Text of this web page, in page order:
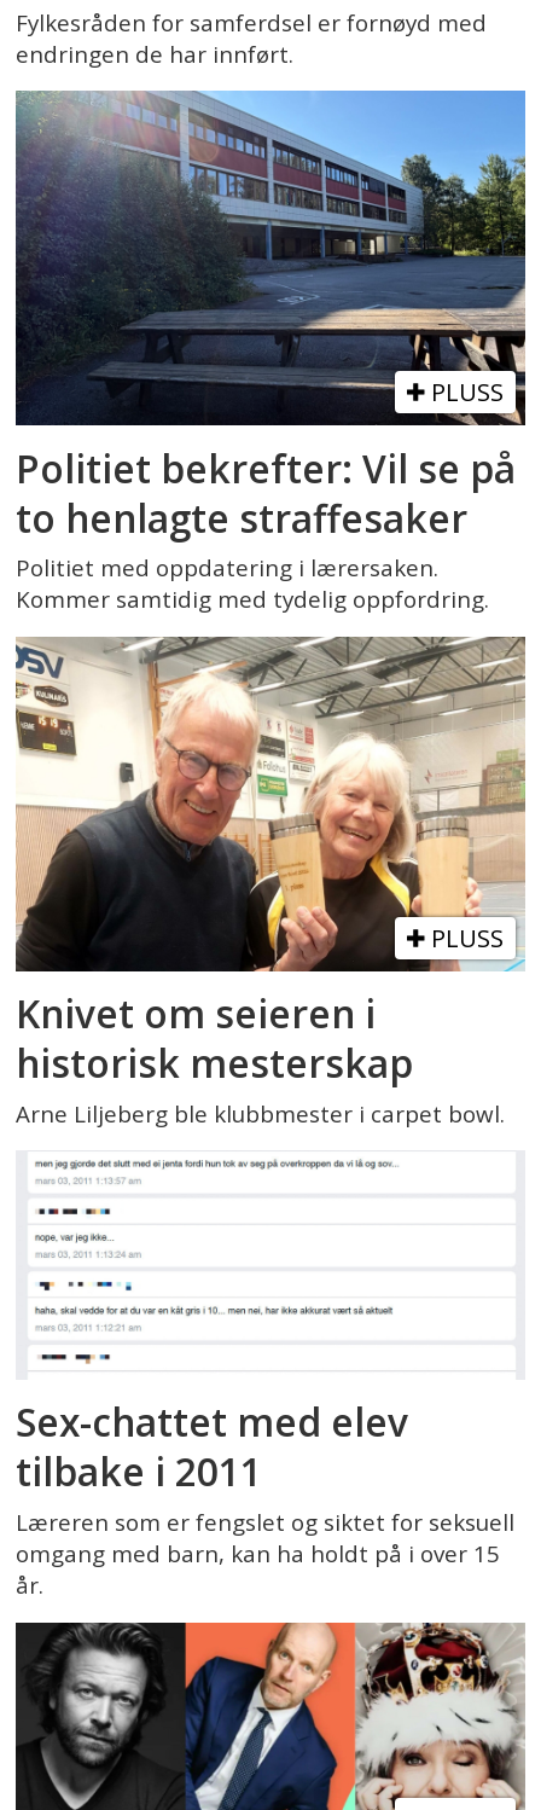
Fylkesråden for samferdsel er fornøyd med
endringen de har innført.
PLUSS
Politiet bekrefter: Vil se på
to henlagte straffesaker
Politiet med oppdatering i lærersaken.
Kommer samtidig med tydelig oppfordring.
PLUSS
Knivet om seieren i
historisk mesterskap
Arne Liljeberg ble klubbmester i carpet bowl.
Sex-chattet med elev
tilbake i 2011
Læreren som er fengslet og siktet for seksuell
omgang med barn, kan ha holdt på i over 15
år.